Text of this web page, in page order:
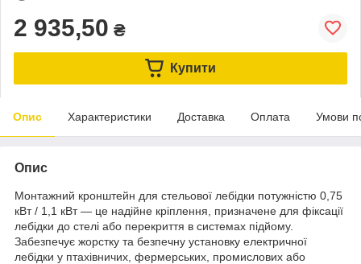
2 935,50 ₴
Купити
Опис Характеристики Доставка Оплата Умови
Опис
Монтажний кронштейн для стельової лебідки потужністю 0,75
кВт / 1,1 кВт — це надійне кріплення, призначене для фіксації
лебідки до стелі або перекриття в системах підйому.
Забезпечує жорстку та безпечну установку електричної
лебідки у птахівничих, фермерських, промислових або